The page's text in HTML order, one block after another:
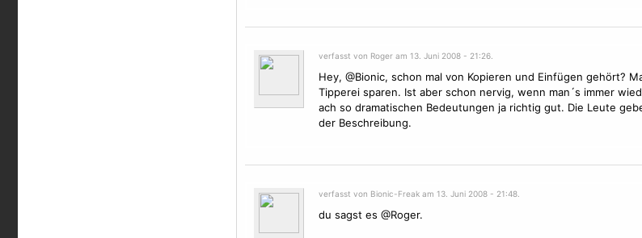
verfasst von Roger am 13. Juni 2008 - 21:26.
Hey, @Bionic, schon mal von Kopieren und Einfügen gehört?
Tipperei sparen. Ist aber schon nervig, wenn man´s immer
ach so dramatischen Bedeutungen ja richtig gut. Die Leute
der Beschreibung.
verfasst von Bionic-Freak am 13. Juni 2008 - 21:48.
du sagst es @Roger.